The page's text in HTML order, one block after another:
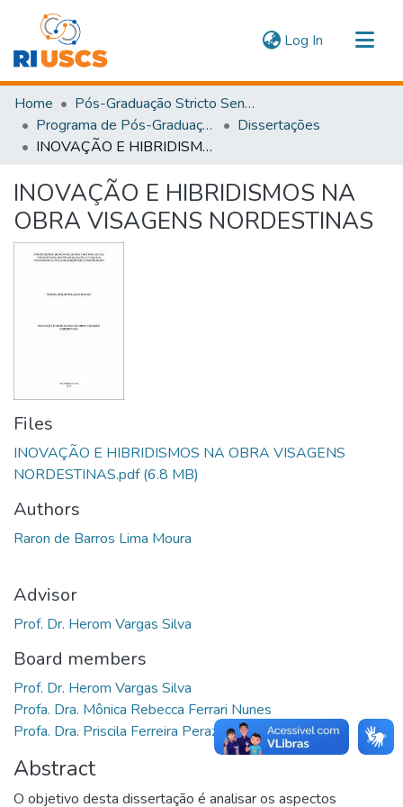
Log In (current)
Communities & Collections
Navigate
Statistics
Home
Pós-Graduação Stricto Sensu
Programa de Pós-Graduação em Tecnologia, Informação e Comunicação
Dissertações
INOVAÇÃO E HIBRIDISMOS NA OBRA VISAGENS NORDESTINAS
INOVAÇÃO E HIBRIDISMOS NA
OBRA VISAGENS NORDESTINAS
Files
INOVAÇÃO E HIBRIDISMOS NA OBRA VISAGENS
NORDESTINAS.pdf(6.8 MB)
Authors
Raron de Barros Lima Moura
Advisor
Prof. Dr. Herom Vargas Silva
Board members
Prof. Dr. Herom Vargas Silva
Profa. Dra. Mônica Rebecca Ferrari Nunes
Profa. Dra. Priscila Ferreira Perazzo
Abstract
O objetivo desta dissertação é analisar os aspectos